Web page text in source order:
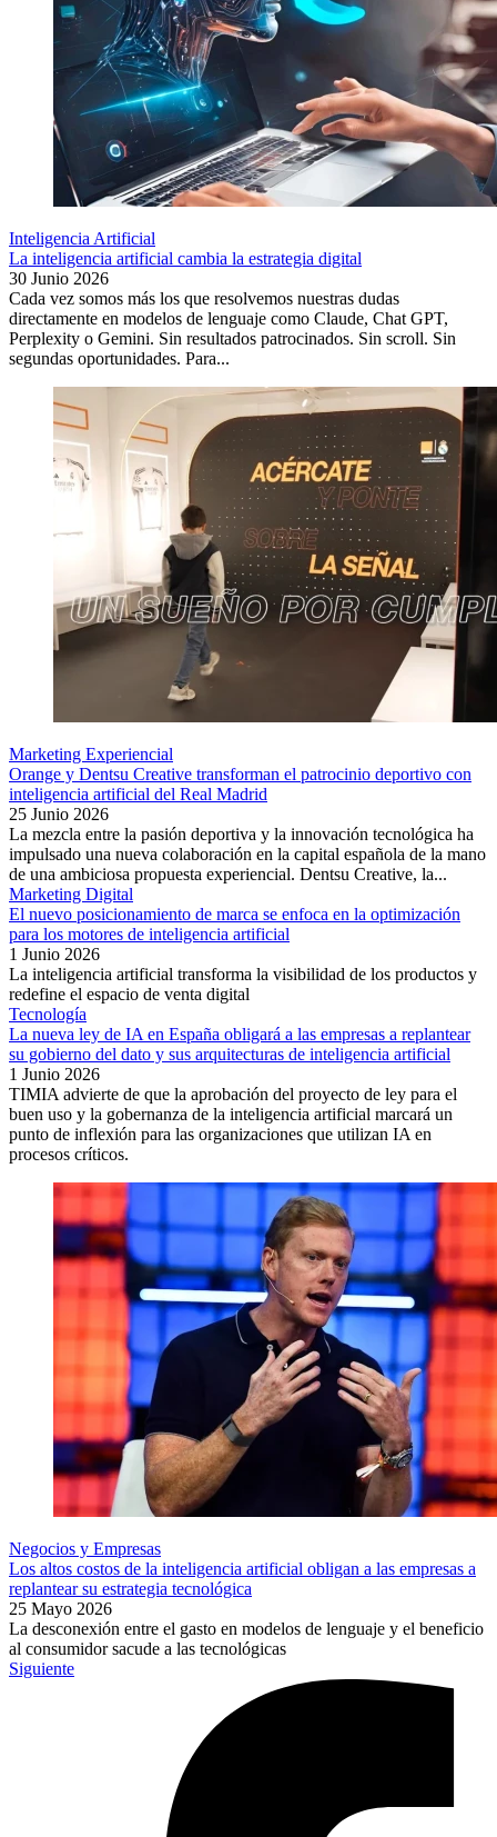
Inteligencia Artificial
La inteligencia artificial cambia la estrategia digital
30 Junio 2026
Cada vez somos más los que resolvemos nuestras dudas
directamente en modelos de lenguaje como Claude, Chat GPT,
Perplexity o Gemini. Sin resultados patrocinados. Sin scroll. Sin
segundas oportunidades. Para...
Marketing Experiencial
Orange y Dentsu Creative transforman el patrocinio deportivo con
inteligencia artificial del Real Madrid
25 Junio 2026
La mezcla entre la pasión deportiva y la innovación tecnológica ha
impulsado una nueva colaboración en la capital española de la mano
de una ambiciosa propuesta experiencial. Dentsu Creative, la...
Marketing Digital
El nuevo posicionamiento de marca se enfoca en la optimización
para los motores de inteligencia artificial
1 Junio 2026
La inteligencia artificial transforma la visibilidad de los productos y
redefine el espacio de venta digital
Tecnología
La nueva ley de IA en España obligará a las empresas a replantear
su gobierno del dato y sus arquitecturas de inteligencia artificial
1 Junio 2026
TIMIA advierte de que la aprobación del proyecto de ley para el
buen uso y la gobernanza de la inteligencia artificial marcará un
punto de inflexión para las organizaciones que utilizan IA en
procesos críticos.
Negocios y Empresas
Los altos costos de la inteligencia artificial obligan a las empresas a
replantear su estrategia tecnológica
25 Mayo 2026
La desconexión entre el gasto en modelos de lenguaje y el beneficio
al consumidor sacude a las tecnológicas
Siguiente